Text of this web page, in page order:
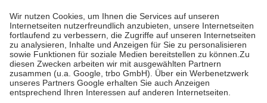
höchstens zehn Euro.
Es sind jedoch nie mehr als die tatsächlichen
Kosten der Leistung zu entrichten.
Diese Regeln gelten grundsätzlich auch für Online-Apotheken.
Bei Heilmitteln und häuslicher Krankenpflege beträgt die
Zuzahlung zehn Prozent der Kosten sowie zehn Euro je
Verordnung.
Um das Engagement der Versicherten für ihre eigene Gesundheit zu
stärken und die besondere Stellung der Familie zu unterstützen,